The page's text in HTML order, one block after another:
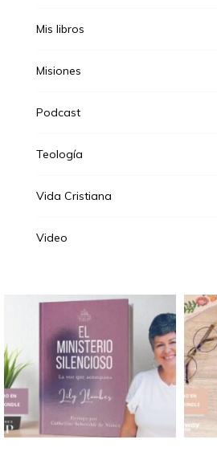
Mis libros
Misiones
Podcast
Teología
Vida Cristiana
Video